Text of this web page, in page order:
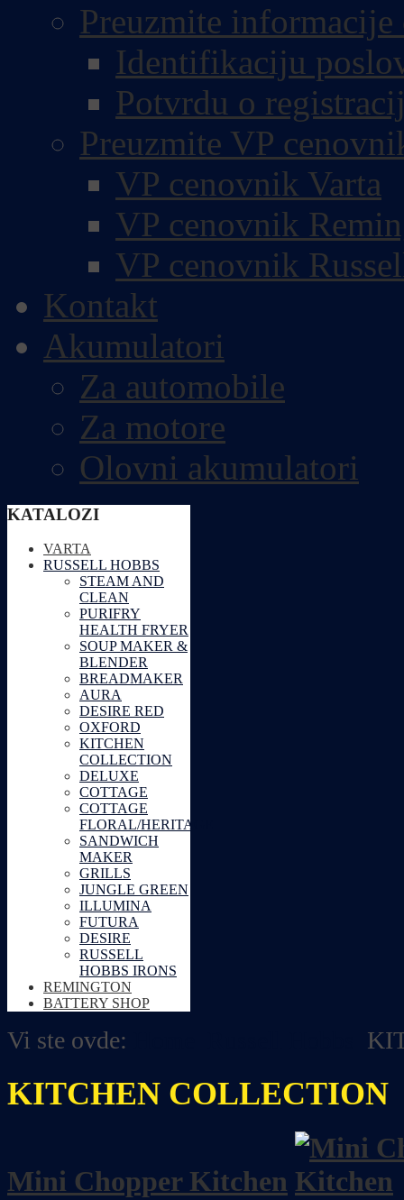
Preuzmite
Identifikaciju
Potvrdu o
Preuzmite VP
VP cenovnik Varta
VP cenovnik
VP cenovnik
Kontakt
Akumulatori
Za automobile
Za motore
Olovni akumulatori
KATALOZI
VARTA
RUSSELL HOBBS
STEAM AND
CLEAN
PURIFRY
HEALTH FRYER
SOUP MAKER &
BLENDER
BREADMAKER
AURA
DESIRE RED
OXFORD
KITCHEN
COLLECTION
DELUXE
COTTAGE
COTTAGE
FLORAL/HERITAGE
SANDWICH
MAKER
GRILLS
JUNGLE GREEN
ILLUMINA
FUTURA
DESIRE
RUSSELL
HOBBS IRONS
REMINGTON
BATTERY SHOP
Vi ste ovde:
KITCHEN COLLECTION
Mini Chopper Kitchen